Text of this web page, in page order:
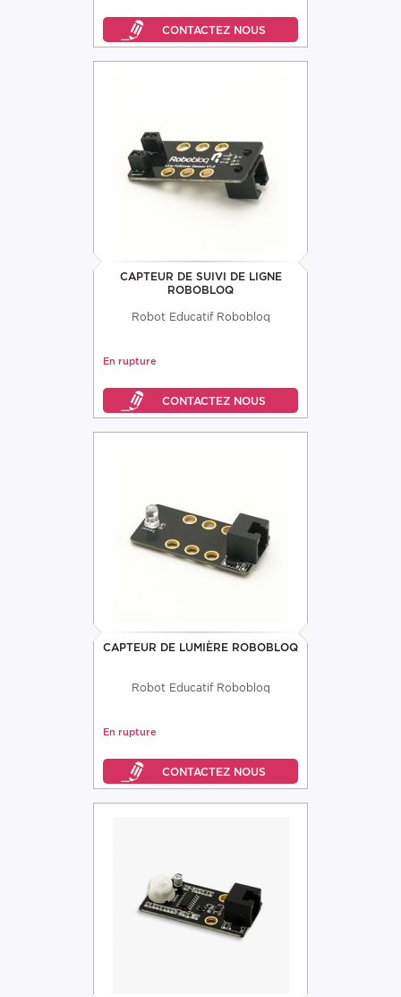
CAPTEUR DE SUIVI DE LIGNE
ROBOBLOQ
Robot Educatif Robobloq
En rupture
CAPTEUR DE LUMIÈRE ROBOBLOQ
Robot Educatif Robobloq
En rupture